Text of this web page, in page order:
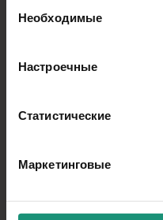
вами их сервисов.
согласия
Необходимые
Настроечные
Статистические
Маркетинговые